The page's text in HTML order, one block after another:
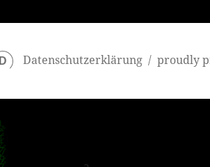
D Datenschutzerklärung proudly